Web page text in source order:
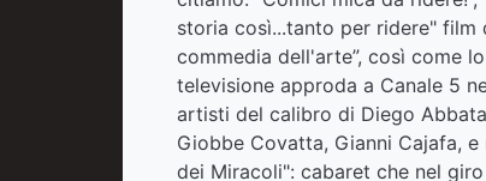
storia così...tanto per ridere" film
commedia dell'arte”, così come
televisione approda a Canale 5
artisti del calibro di Diego
Giobbe Covatta, Gianni Cajafa,
dei Miracoli": cabaret che nel